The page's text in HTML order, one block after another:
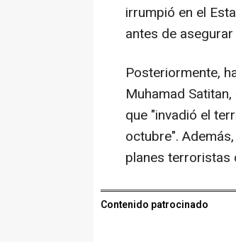
irrumpió en el
antes de
Posteriormente,
Muhamad
que "invadió el
octubre".
planes terroristas
Contenido patrocinado